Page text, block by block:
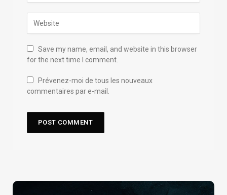
Save my name, email, and website in this browser
for the next time I comment.
Prévenez-moi de tous les nouveaux
commentaires par e-mail.